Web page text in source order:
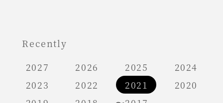
Recently
2027
2026 2025
2024
2023
2022 2021
2020